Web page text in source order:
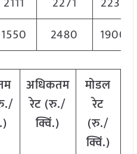
1550 2480 1900
अधिकतम
रेट (रु./
क्विं.)
मोडल
रेट
(रु./
क्विं.)